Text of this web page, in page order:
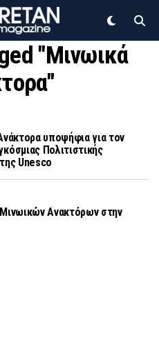
"Μινωικά
υποψήφια για τον
Πολιτιστικής
Unesco
Ανακτόρων στην